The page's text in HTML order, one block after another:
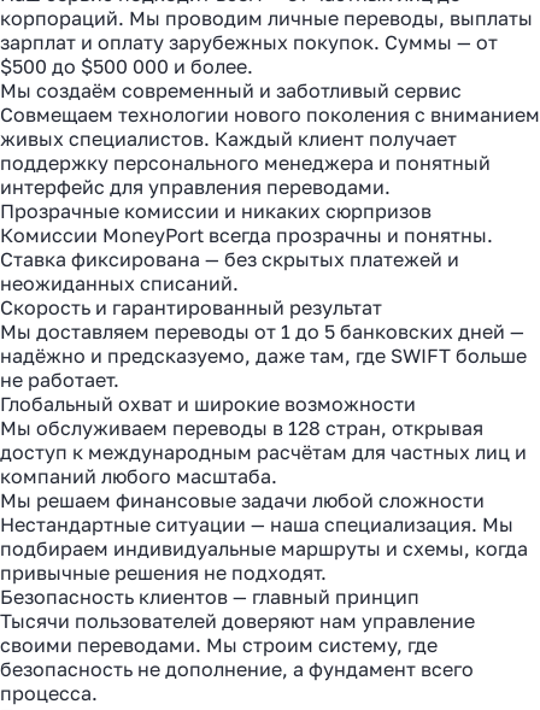
корпораций. Мы проводим личные переводы, выплаты
зарплат и оплату зарубежных покупок. Суммы — от
$500 до $500 000 и более.
Мы создаём современный и заботливый сервис
Совмещаем технологии нового поколения с вниманием
живых специалистов. Каждый клиент получает
поддержку персонального менеджера и понятный
интерфейс для управления переводами.
Прозрачные комиссии и никаких сюрпризов
Комиссии MoneyPort всегда прозрачны и понятны.
Ставка фиксирована — без скрытых платежей и
неожиданных списаний.
Скорость и гарантированный результат
Мы доставляем переводы от 1 до 5 банковских дней —
надёжно и предсказуемо, даже там, где SWIFT больше
не работает.
Глобальный охват и широкие возможности
Мы обслуживаем переводы в 128 стран, открывая
доступ к международным расчётам для частных лиц и
компаний любого масштаба.
Мы решаем финансовые задачи любой сложности
Нестандартные ситуации — наша специализация. Мы
подбираем индивидуальные маршруты и схемы, когда
привычные решения не подходят.
Безопасность клиентов — главный принцип
Тысячи пользователей доверяют нам управление
своими переводами. Мы строим систему, где
безопасность не дополнение, а фундамент всего
процесса.